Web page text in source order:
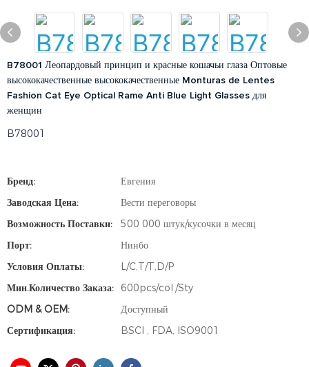
B78001 Леопардовый принцип и красные кошачьи глаза Оптовые
высококачественные высококачественные Monturas de Lentes
Fashion Cat Eye Optical Rame Anti Blue Light Glasses для
женщин
B78001
Бренд:
Евгения
Заводская Цена:
Вести переговоры
Возможность Поставки:
500 000 штук/кусочки в месяц
Порт:
Нинбо
Условия Оплаты:
L/C,T/T,D/P
Мин.количество Заказа:
600pcs/col./Sty
ODM & OEM:
Доступный
Сертификация:
BSCI , FDA, ISO9001